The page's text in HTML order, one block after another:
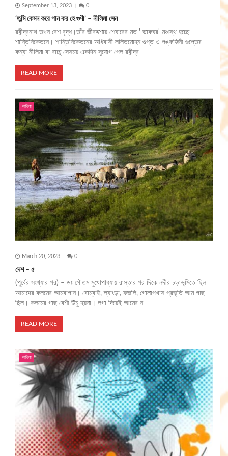
September 13, 2023 0
‘তুমি কেমন করে গান কর হে গুণী’ – নীলিমা সেন
রবীন্দ্রনাথ তখন বেশ বৃদ্ধ।তাঁর জীবদ্দশায় শেষারের মত ' ডাকঘর' মঞ্চস্থ হচ্ছে
শান্তিনিকেতনে। শান্তিনিকেতনের অধিবাসী ললিতমোহন গুপ্ত ও পঙ্কজিনী গুপ্তের
কন্যা নীলিমা বা বাচ্চু সেসময় একদিন সুযোগ পেল রবীন্দ্র
READ MORE
আঙিনা
March 20, 2023 0
দেশ – ৫
(পূর্বের সংখ্যার পর) – ডঃ গৌতম মুখোপাধ্যায় রাস্তার ‌পর দিকে নদীর চড়াভূমিতে ছিল
আমাদের কলমের আমবাগান। বোম্বাই, ল্যাংড়া, ফজলি, গোলাপখাস প্রভৃতি আম গাছ
ছিল। কলমের গাছ বেশী উঁচু হয়না। লগা দিয়েই আমের ন
READ MORE
আঙিনা